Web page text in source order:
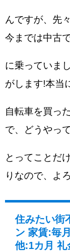
んですが、先
今までは中古
に乗っていま
がします!本当
自転車を買っ
で、どうやっ
とってことだ
りなので、よ
住みたい街
ン 家賃:毎
他:1カ月 礼